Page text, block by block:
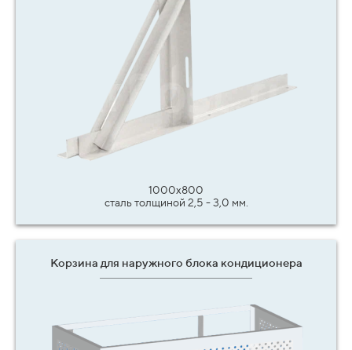
1000х800
сталь толщиной 2,5 - 3,0 мм.
Корзина для наружного блока кондиционера